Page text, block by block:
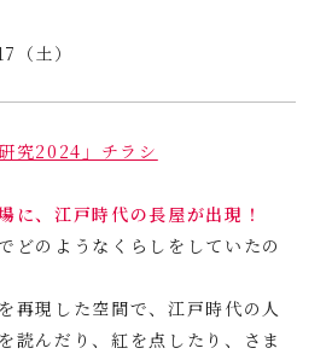
土）
究2024」チラシ
に、江戸時代の長屋が出現！
どのようなくらしをしていたの
再現した空間で、江戸時代の人
読んだり、紅を点したり、さま